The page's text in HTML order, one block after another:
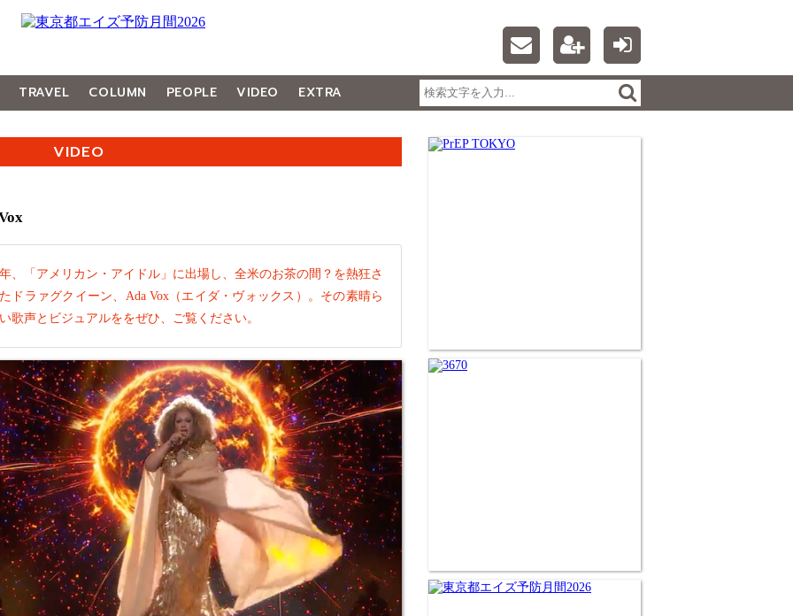
TRAVEL COLUMN PEOPLE VIDEO EXTRA
VIDEO
、「アメリカン・アイドル」に出場し、全米のお茶の間？を熱狂さ
ドラァグクイーン、Ada Vox（エイダ・ヴォックス）。その素晴ら
歌声とビジュアルををぜひ、ご覧ください。